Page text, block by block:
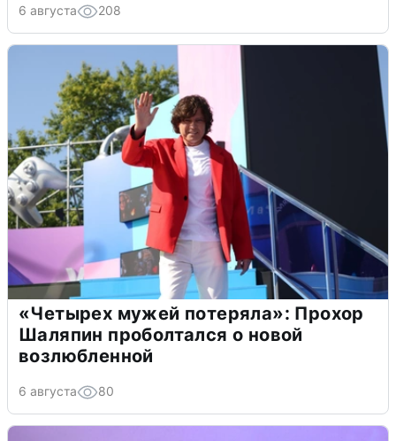
6 августа 208
«Четырех мужей потеряла»: Прохор
Шаляпин проболтался о новой
возлюбленной
6 августа 80